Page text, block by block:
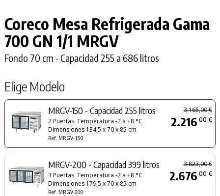
Coreco Mesa Refrigerada Gama
700 GN 1/1 MRGV
Fondo 70 cm - Capacidad 255 a 686 litros
Elige Modelo
MRGV-150 - Capacidad 255 litros
2 Puertas. Temperatura -2 a +8 °C
Dimensiones 134,5 x 70 x 85 cm
Ref. MRGV-150
3.165,00 €
2.216 00 €
MRGV-200 - Capacidad 399 litros
3 Puertas. Temperatura -2 a +8 °C
Dimensiones 179,5 x 70 x 85 cm
Ref. MRGV-200
3.823,00 €
2.676 00 €